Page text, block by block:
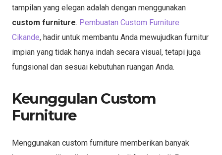
tampilan yang elegan adalah dengan menggunakan
custom furniture. Pembuatan Custom Furniture
Cikande, hadir untuk membantu Anda mewujudkan furnitur
impian yang tidak hanya indah secara visual, tetapi juga
fungsional dan sesuai kebutuhan ruangan Anda.
Keunggulan Custom
Furniture
Menggunakan custom furniture memberikan banyak